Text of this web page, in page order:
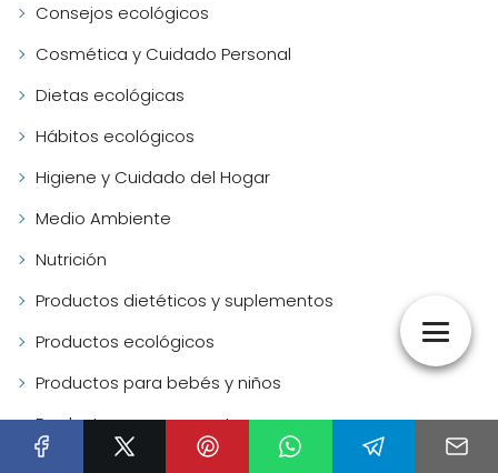
Consejos ecológicos
Cosmética y Cuidado Personal
Dietas ecológicas
Hábitos ecológicos
Higiene y Cuidado del Hogar
Medio Ambiente
Nutrición
Productos dietéticos y suplementos
Productos ecológicos
Productos para bebés y niños
Productos para mascotas
Salud y Bienestar